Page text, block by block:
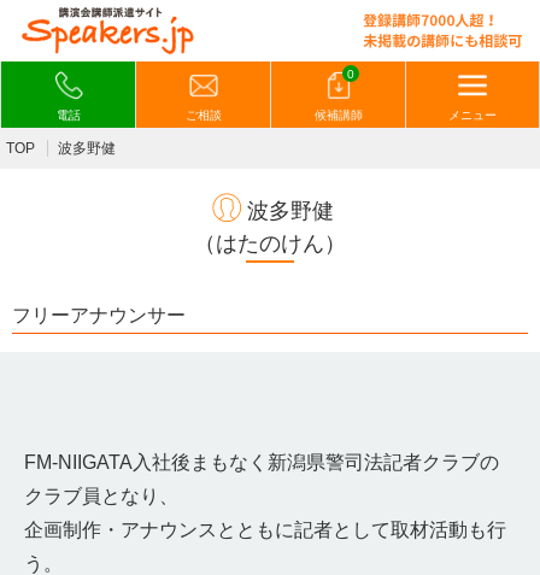
電話 ご相談
0
候補講師 メニュー
TOP 波多野健
波多野健
（はたのけん）
フリーアナウンサー
FM-NIIGATA入社後まもなく新潟県警司法記者クラブの
クラブ員となり、
企画制作・アナウンスとともに記者として取材活動も行
う。